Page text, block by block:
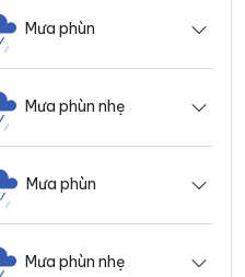
Mưa phùn
Mưa phùn nhẹ
Mưa phùn
Mưa phùn nhẹ